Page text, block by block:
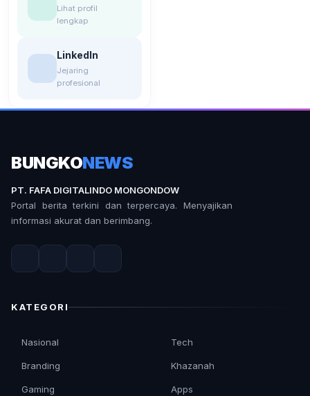
Lihat profil
lengkap
LinkedIn
Jejaring
profesional
BUNGKONEWS
PT. FAFA DIGITALINDO MONGONDOW
Portal berita terkini dan terpercaya. Menyajikan
informasi akurat dan berimbang.
KATEGORI
Nasional
Branding
Gaming
Tech
Khazanah
Apps